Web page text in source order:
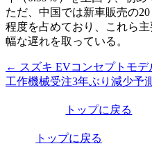
ただ、中国では新車販売の
程度を占めており、これら
幅な遅れを取っている。
投
稿
← スズキ EVコンセプトモ
工作機械受注3年ぶり減少予
トップに戻る
トップに戻る